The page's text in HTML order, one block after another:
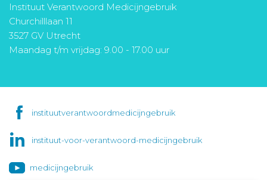
Instituut Verantwoord Medicijngebruik
Churchilllaan 11
3527 GV Utrecht
Maandag t/m vrijdag: 9.00 - 17.00 uur
instituutverantwoordmedicijngebruik
instituut-voor-verantwoord-medicijngebruik
medicijngebruik